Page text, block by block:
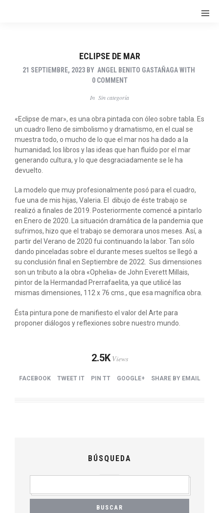
ECLIPSE DE MAR
21 SEPTIEMBRE, 2023 BY ANGEL BENITO GASTAÑAGAWITH
0 COMMENT
In Sin categoría
«Eclipse de mar», es una obra pintada con óleo sobre tabla. Es
un cuadro lleno de simbolismo y dramatismo, en el cual se
muestra todo, o mucho de lo que el mar nos ha dado a la
humanidad; los libros y las ideas que han fluído por el mar
generando cultura, y lo que desgraciadamente se le ha
devuelto.
La modelo que muy profesionalmente posó para el cuadro,
fue una de mis hijas, Valeria. El dibujo de éste trabajo se
realizó a finales de 2019. Posteriormente comencé a pintarlo
en Enero de 2020. La situación dramática de la pandemia que
sufrimos, hizo que el trabajo se demorara unos meses. Así, a
partir del Verano de 2020 fui continuando la labor. Tan sólo
dando pinceladas sobre el durante meses sueltos se llegó a
su conclusión final en Septiembre de 2022. Sus dimensiones
son un tributo a la obra «Ophelia» de John Everett Millais,
pintor de la Hermandad Prerrafaelita, ya que utilicé las
mismas dimensiones, 112 x 76 cms., que esa magnífica obra.
Ésta pintura pone de manifiesto el valor del Arte para
proponer diálogos y reflexiones sobre nuestro mundo.
2.5K Views
FACEBOOK TWEET IT PIN TT GOOGLE+ SHARE BY EMAIL
BÚSQUEDA